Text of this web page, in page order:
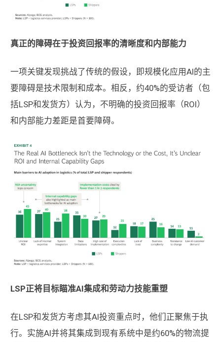
真正的障碍在于投资回报率的清晰度和内部能力
一项关键发现挑战了传统的假设，即规模化应用AI的主
要障碍是技术限制和成本。相反，约40%的受访者（包
括LSP和发货方）认为，不明确的投资回报率（ROI）
和内部能力差距是首要障碍。
LSP正将目标瞄准AI集成和劳动力技能重塑
在LSP和发货方考虑其AI投资重点时，他们正聚焦于执
行。实施AI并将其集成到现有系统中是约60%的物流提